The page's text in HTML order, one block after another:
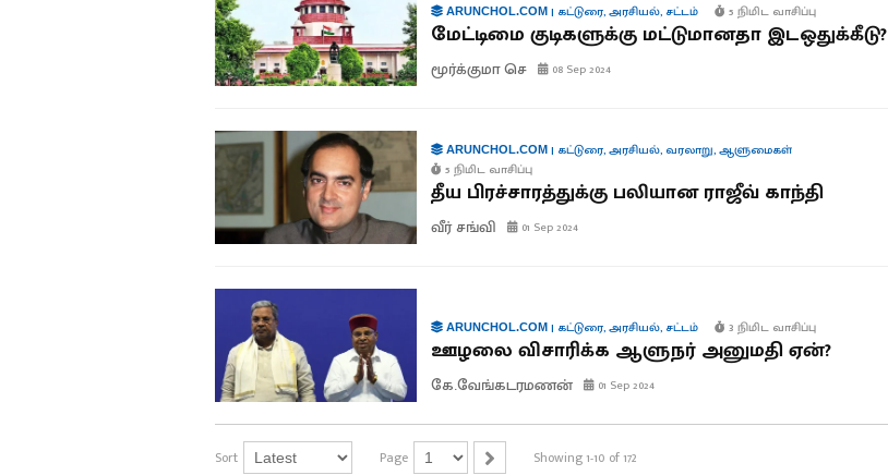
ARUNCHOL.COM| கட்டுரை,அரசியல், சட்டம் 5 நிமிட வாசிப்பு
மேட்டிமை குடிகளுக்கு மட்டுமானதா இடஒதுக்கீடு?
மூர்க்குமா செ 08 Sep 2024
ARUNCHOL.COM| கட்டுரை,அரசியல், வரலாறு,ஆளுமைகள்
5 நிமிட வாசிப்பு
தீய பிரச்சாரத்துக்கு பலியான ராஜீவ் காந்தி
வீர் சங்வி 01 Sep 2024
ARUNCHOL.COM| கட்டுரை,அரசியல், சட்டம் 3 நிமிட வாசிப்பு
ஊழலை விசாரிக்க ஆளுநர் அனுமதி ஏன்?
கே.வேங்கடரமணன் 01 Sep 2024
Sort Page Showing 1-10 of 172